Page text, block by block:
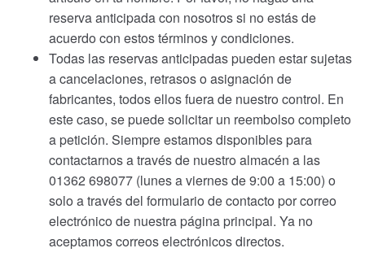
reserva anticipada con nosotros si no estás de
acuerdo con estos términos y condiciones.
Todas las reservas anticipadas pueden estar sujetas
a cancelaciones, retrasos o asignación de
fabricantes, todos ellos fuera de nuestro control. En
este caso, se puede solicitar un reembolso completo
a petición. Siempre estamos disponibles para
contactarnos a través de nuestro almacén a las
01362 698077 (lunes a viernes de 9:00 a 15:00) o
solo a través del formulario de contacto por correo
electrónico de nuestra página principal. Ya no
aceptamos correos electrónicos directos.